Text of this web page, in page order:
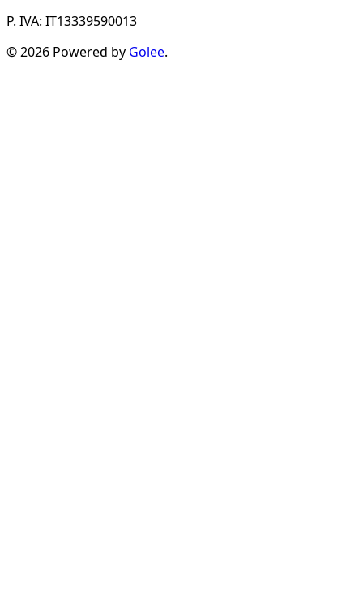
P. IVA: IT13339590013
© 2026 Powered by Golee.